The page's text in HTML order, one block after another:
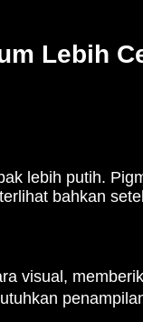
Lebih
lebih putih.
bahkan
visual,